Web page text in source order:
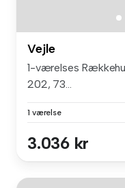
Vejle
1-værelses
202, 73...
1 værelse
3.036 kr